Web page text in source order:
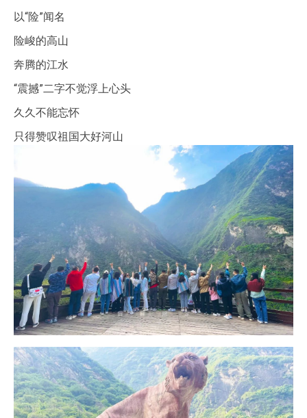
以“险”闻名
险峻的高山
奔腾的江水
“震撼”二字不觉浮上心头
久久不能忘怀
只得赞叹祖国大好河山